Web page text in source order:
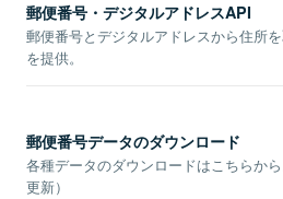
郵便番号・デジタルアドレスAPI
郵便番号とデジタルアドレスから住所
を提供。
郵便番号データのダウンロード
各種データのダウンロードはこちらか
更新）